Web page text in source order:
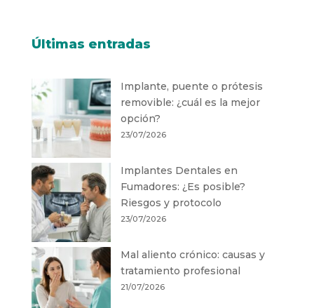
Últimas entradas
Implante, puente o prótesis
removible: ¿cuál es la mejor
opción?
23/07/2026
Implantes Dentales en
Fumadores: ¿Es posible?
Riesgos y protocolo
23/07/2026
Mal aliento crónico: causas y
tratamiento profesional
21/07/2026